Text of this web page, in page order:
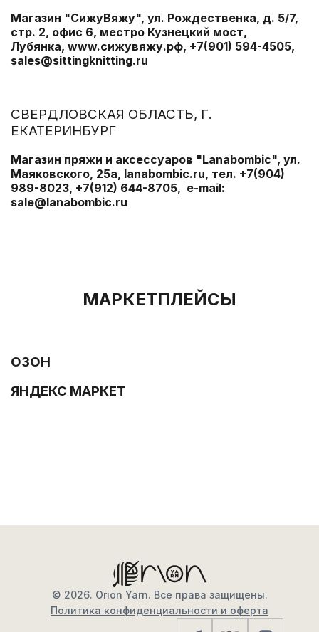
Магазин "СижуВяжу", ул. Рождественка, д. 5/7,
стр. 2, офис 6, местро Кузнецкий мост,
Лубянка, www.сижувяжу.рф, +7(901) 594-4505,
sales@sittingknitting.ru
СВЕРДЛОВСКАЯ ОБЛАСТЬ, Г.
ЕКАТЕРИНБУРГ
Магазин пряжи и аксессуаров "Lanabombic", ул.
Маяковского, 25а, lanabombic.ru, тел. +7(904)
989-8023, +7(912) 644-8705, e-mail:
sale@lanabombic.ru
МАРКЕТПЛЕЙСЫ
ОЗОН
ЯНДЕКС МАРКЕТ
© 2026. Orion Yarn. Все права защищены.
Политика конфиденциальности и оферта